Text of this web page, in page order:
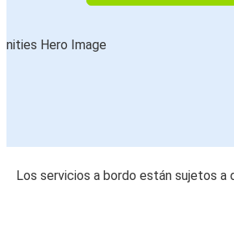
Los servicios a bordo están sujetos a